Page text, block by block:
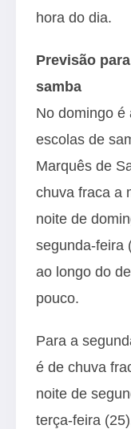
hora do dia.
Previsão
samba
No domingo é
escolas de
Marquês de
chuva fraca a
noite de
segunda-feira
ao longo do
pouco.
Para a
é de chuva
noite de
terça-feira